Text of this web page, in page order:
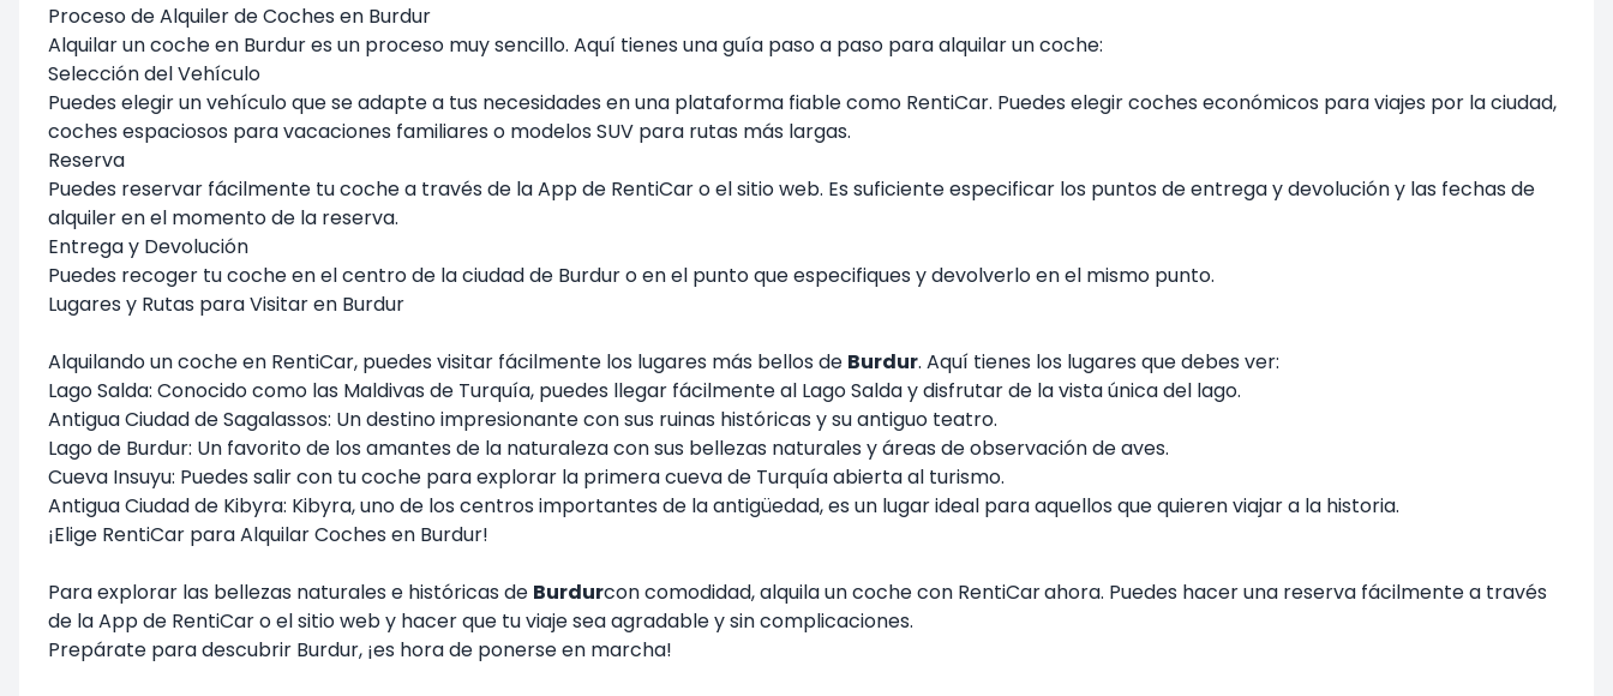
Proceso de Alquiler de Coches en Burdur
Alquilar un coche en Burdur es un proceso muy sencillo. Aquí tienes una guía paso a paso para alquilar un coche:
Selección del Vehículo
Puedes elegir un vehículo que se adapte a tus necesidades en una plataforma fiable como RentiCar. Puedes elegir coches económicos para viajes por la ciudad,
coches espaciosos para vacaciones familiares o modelos SUV para rutas más largas.
Reserva
Puedes reservar fácilmente tu coche a través de la App de RentiCar o el sitio web. Es suficiente especificar los puntos de entrega y devolución y las fechas de
alquiler en el momento de la reserva.
Entrega y Devolución
Puedes recoger tu coche en el centro de la ciudad de Burdur o en el punto que especifiques y devolverlo en el mismo punto.
Lugares y Rutas para Visitar en Burdur
Alquilando un coche en RentiCar, puedes visitar fácilmente los lugares más bellos de Burdur. Aquí tienes los lugares que debes ver:
Lago Salda: Conocido como las Maldivas de Turquía, puedes llegar fácilmente al Lago Salda y disfrutar de la vista única del lago.
Antigua Ciudad de Sagalassos: Un destino impresionante con sus ruinas históricas y su antiguo teatro.
Lago de Burdur: Un favorito de los amantes de la naturaleza con sus bellezas naturales y áreas de observación de aves.
Cueva Insuyu: Puedes salir con tu coche para explorar la primera cueva de Turquía abierta al turismo.
Antigua Ciudad de Kibyra: Kibyra, uno de los centros importantes de la antigüedad, es un lugar ideal para aquellos que quieren viajar a la historia.
¡Elige RentiCar para Alquilar Coches en Burdur!
Para explorar las bellezas naturales e históricas de Burdurcon comodidad, alquila un coche con RentiCarahora. Puedes hacer una reserva fácilmente a través
de la App de RentiCar o el sitio web y hacer que tu viaje sea agradable y sin complicaciones.
Prepárate para descubrir Burdur, ¡es hora de ponerse en marcha!